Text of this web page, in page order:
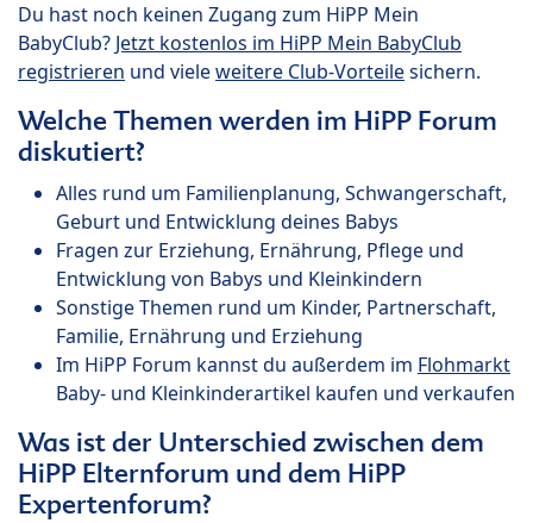
Du hast noch keinen Zugang zum HiPP Mein
BabyClub? Jetzt kostenlos im HiPP Mein BabyClub
registrieren und vieleweitere Club-Vorteilesichern.
Welche Themen werden im HiPP Forum
diskutiert?
Alles rund um Familienplanung, Schwangerschaft,
Geburt und Entwicklung deines Babys
Fragen zur Erziehung, Ernährung, Pflege und
Entwicklung von Babys und Kleinkindern
Sonstige Themen rund um Kinder, Partnerschaft,
Familie, Ernährung und Erziehung
Im HiPP Forum kannst du außerdem im Flohmarkt
Baby- und Kleinkinderartikel kaufen und verkaufen
Was ist der Unterschied zwischen dem
HiPP Elternforum und dem HiPP
Expertenforum?